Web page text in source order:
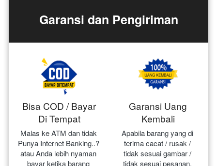
Garansi dan Pengiriman
Bisa COD / Bayar
Di Tempat
Malas ke ATM dan tidak
Punya Internet Banking..?
atau Anda lebih nyaman
bayar ketika barang
Garansi Uang
Kembali
Apabila barang yang di
terima cacat / rusak /
tidak sesuai gambar /
tidak sesuai pesanan,